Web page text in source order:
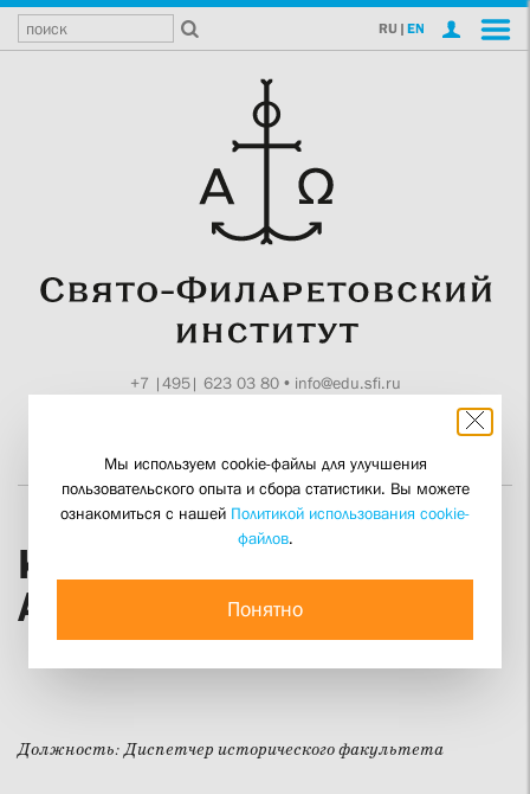
RU | EN
+7 |495| 623 03 80• info@edu.sfi.ru
Ксения Владимировна
Архипенко
Должность:Диспетчер исторического факультета
Мы используем cookie-файлы для улучшения
пользовательского опыта и сбора статистики. Вы можете
ознакомиться с нашей Политикой использования cookie-
файлов.
Понятно